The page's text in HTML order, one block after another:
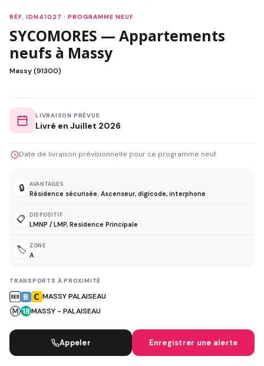
RÉF. IDN41027 · PROGRAMME NEUF
SYCOMORES — Appartements
neufs à Massy
Massy (91300)
LIVRAISON PRÉVUE
Livré en Juillet 2026
Date de livraison prévisionnelle pour ce programme neuf
🔒 AVANTAGES
Résidence sécurisée. Ascenseur, digicode, interphone
📋 DISPOSITIF
LMNP / LMP, Residence Principale
🏷️ ZONE
A
TRANSPORTS À PROXIMITÉ
MASSY PALAISEAU
MASSY - PALAISEAU
Appeler Enregistrer une alerte